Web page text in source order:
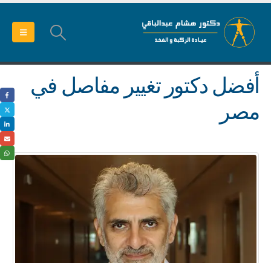
أفضل دكتور تغيير مفاصل في
مصر